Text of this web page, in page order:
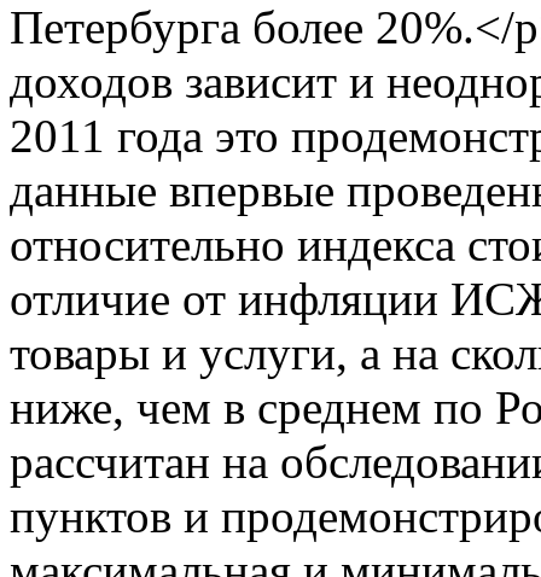
Петербурга более
доходов зависит и
2011 года это
данные впервые
относительно индекса
отличие от инфляции
товары и услуги, а на
ниже, чем в среднем по
рассчитан на
пунктов и